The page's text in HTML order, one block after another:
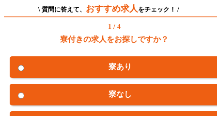
\ 質問に答えて、 おすすめ求人をチェック！ /
1 / 4
寮付きの求人をお探しですか？
寮あり
寮なし